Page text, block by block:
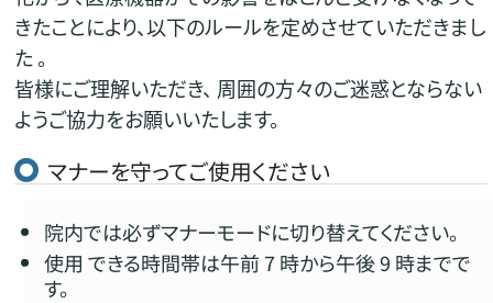
きたことにより、以下のルールを定めさせていただきまし
た 。
皆様にご理解いただき、 周囲の方々のご迷惑とならない
ようご協力をお願いいたします。
マナーを守ってご使用ください
院内では必ずマナーモードに切り替えてください。
使用 できる時間帯は午前 7 時から午後 9 時までで
す。